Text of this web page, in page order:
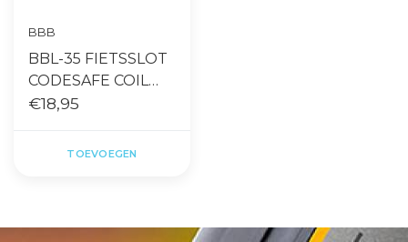
BBB
BBL-35 FIETSSLOT
CODESAFE COIL
CABLE 6MMX150CM
€18,95
TOEVOEGEN